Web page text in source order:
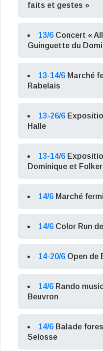
faits et gestes »
13/6 Concert «
Guinguette du
13-14/6 Marché
Rabelais
13-26/6
Halle
13-14/6
Dominique et
14/6 Marché
14/6 Color Run
14-20/6 Open de
14/6 Rando
Beuvron
14/6 Balade
Selosse